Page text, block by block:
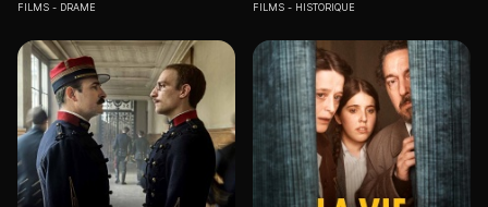
FILMS DRAME FILMS HISTORIQUE